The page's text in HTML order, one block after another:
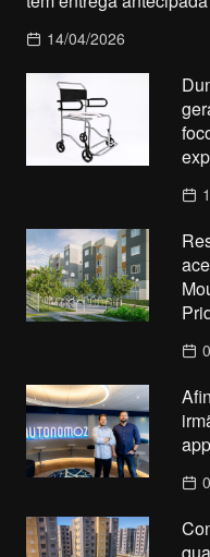
14/04/2026